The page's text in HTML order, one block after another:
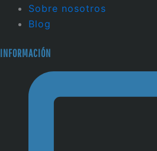
Sobre nosotros
Blog
INFORMACIÓN